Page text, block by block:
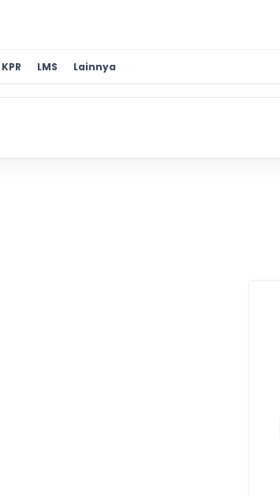
KPR LMS Lainnya